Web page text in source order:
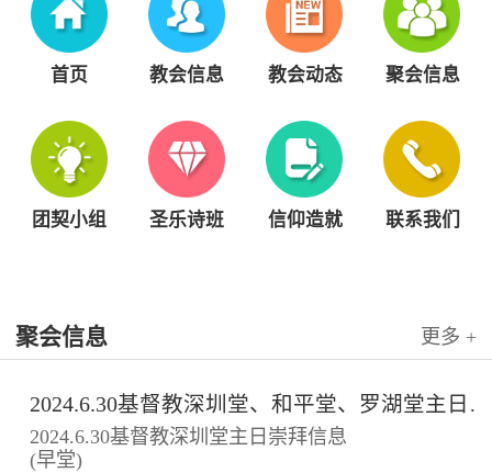
首页 教会信息 教会动态 聚会信息
团契小组 圣乐诗班 信仰造就 联系我们
聚会信息 更多 +
2024.6.30基督教深圳堂、和平堂、罗湖堂主日崇拜信息
2024.6.30基督教深圳堂主日崇拜信息
(早堂)